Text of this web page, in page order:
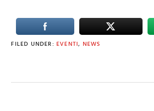
FILED UNDER: EVENTI, NEWS